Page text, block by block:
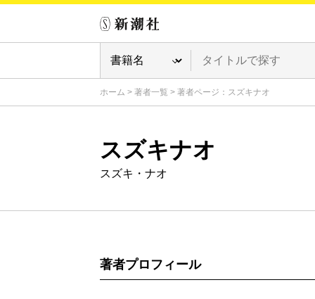
ホーム > 著者一覧 > 著者ページ：スズキナオ
スズキナオ
スズキ・ナオ
著者プロフィール